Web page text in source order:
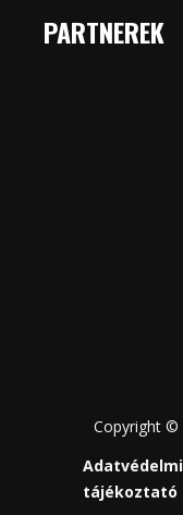
PARTNEREK
Copyright ©
tájékoztató